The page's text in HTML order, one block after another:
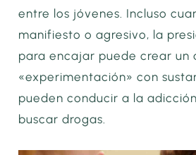
entre los jóvenes. Incluso
manifiesto o agresivo, la
para encajar puede crear un
«experimentación» con
pueden conducir a la
buscar drogas.